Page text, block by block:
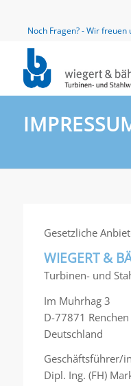
Noch Fragen? - Wir
Gesetzliche
WIEGERT &
Turbinen- und
Im Muhrhag 3
D-77871 Renchen
Deutschland
Geschäftsführer/
Dipl. Ing. (FH)